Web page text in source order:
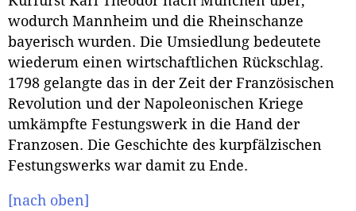
wodurch Mannheim und die Rheinschanze
bayerisch wurden. Die Umsiedlung bedeutete
wiederum einen wirtschaftlichen Rückschlag.
1798 gelangte das in der Zeit der Französischen
Revolution und der Napoleonischen Kriege
umkämpfte Festungswerk in die Hand der
Franzosen. Die Geschichte des kurpfälzischen
Festungswerks war damit zu Ende.
[nach oben]